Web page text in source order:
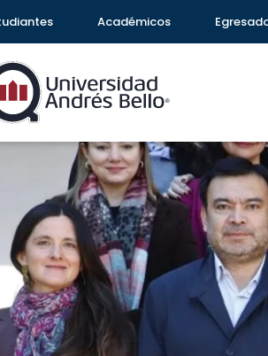
Académicos